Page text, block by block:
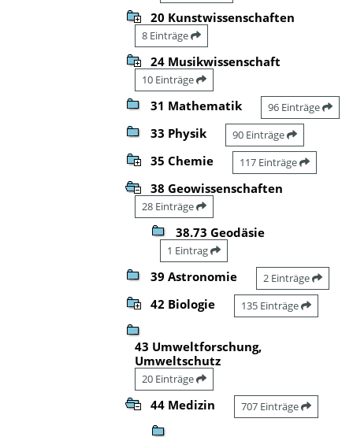
20 Kunstwissenschaften
8 Einträge
24 Musikwissenschaft
10 Einträge
31 Mathematik 96 Einträge
33 Physik 90 Einträge
35 Chemie 117 Einträge
38 Geowissenschaften
28 Einträge
38.73 Geodäsie
1 Eintrag
39 Astronomie 2 Einträge
42 Biologie 135 Einträge
43 Umweltforschung,
Umweltschutz
20 Einträge
44 Medizin 707 Einträge